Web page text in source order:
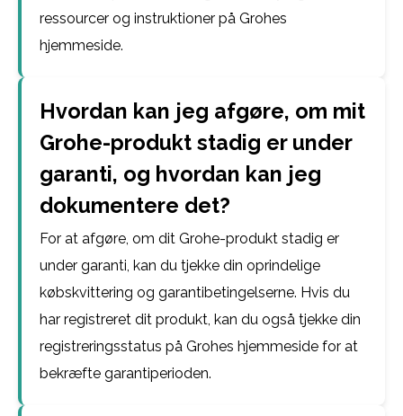
ressourcer og instruktioner på Grohes
hjemmeside.
Hvordan kan jeg afgøre, om mit
Grohe-produkt stadig er under
garanti, og hvordan kan jeg
dokumentere det?
For at afgøre, om dit Grohe-produkt stadig er
under garanti, kan du tjekke din oprindelige
købskvittering og garantibetingelserne. Hvis du
har registreret dit produkt, kan du også tjekke din
registreringsstatus på Grohes hjemmeside for at
bekræfte garantiperioden.